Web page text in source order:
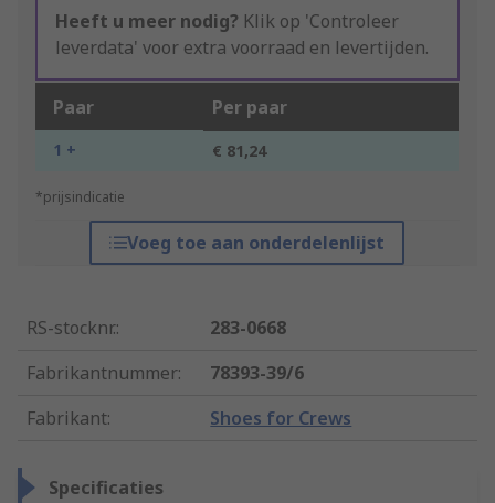
Heeft u meer nodig? Klik op 'Controleer
leverdata' voor extra voorraad en levertijden.
Paar Per paar
1 + € 81,24
*prijsindicatie
Voeg toe aan onderdelenlijst
RS-stocknr.:
283-0668
Fabrikantnummer:
78393-39/6
Fabrikant: Shoes for Crews
Specificaties